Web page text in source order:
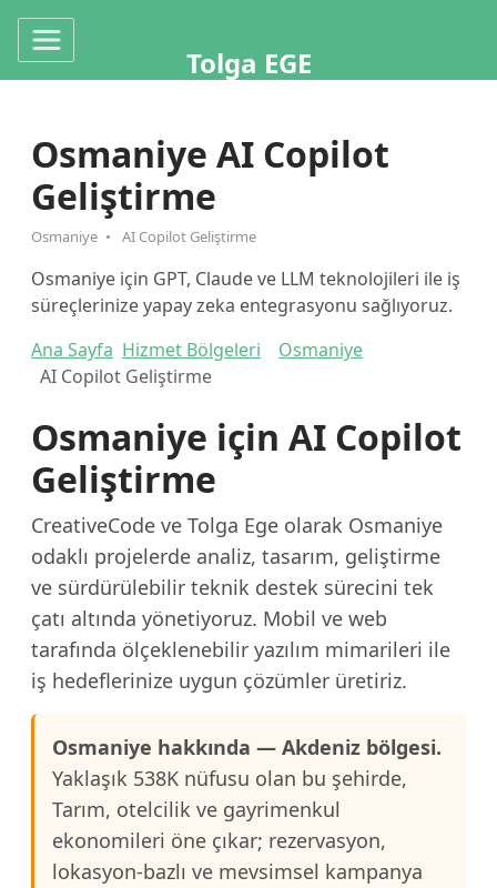
Tolga EGE
Osmaniye AI Copilot
Geliştirme
Osmaniye AI Copilot Geliştirme
Osmaniye için GPT, Claude ve LLM teknolojileri ile iş
süreçlerinize yapay zeka entegrasyonu sağlıyoruz.
Ana Sayfa Hizmet Bölgeleri
Osmaniye
AI Copilot Geliştirme
Osmaniye için AI Copilot
Geliştirme
CreativeCode ve Tolga Ege olarak Osmaniye
odaklı projelerde analiz, tasarım, geliştirme
ve sürdürülebilir teknik destek sürecini tek
çatı altında yönetiyoruz. Mobil ve web
tarafında ölçeklenebilir yazılım mimarileri ile
iş hedeflerinize uygun çözümler üretiriz.
Osmaniye hakkında — Akdeniz bölgesi.
Yaklaşık 538K nüfusu olan bu şehirde,
Tarım, otelcilik ve gayrimenkul
ekonomileri öne çıkar; rezervasyon,
lokasyon-bazlı ve mevsimsel kampanya